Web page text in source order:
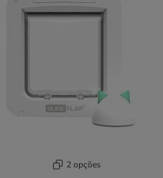
2 opções